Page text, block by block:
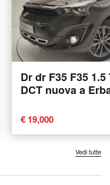
Dr dr F35 F35
DCT nuova a
€ 19,000
Vedi tutte